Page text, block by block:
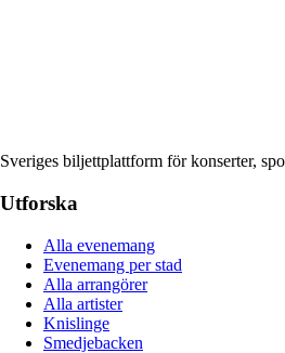
Sveriges biljettplattform för konserter,
Utforska
Alla evenemang
Evenemang per stad
Alla arrangörer
Alla artister
Knislinge
Smedjebacken